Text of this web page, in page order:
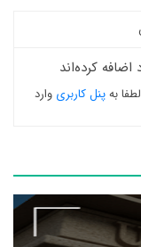
بهپنل کاربری وارد